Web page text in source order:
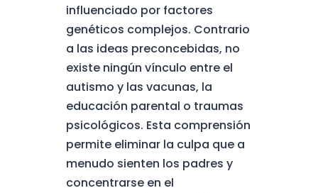
influenciado por factores
genéticos complejos. Contrario
a las ideas preconcebidas, no
existe ningún vínculo entre el
autismo y las vacunas, la
educación parental o traumas
psicológicos. Esta comprensión
permite eliminar la culpa que a
menudo sienten los padres y
concentrarse en el